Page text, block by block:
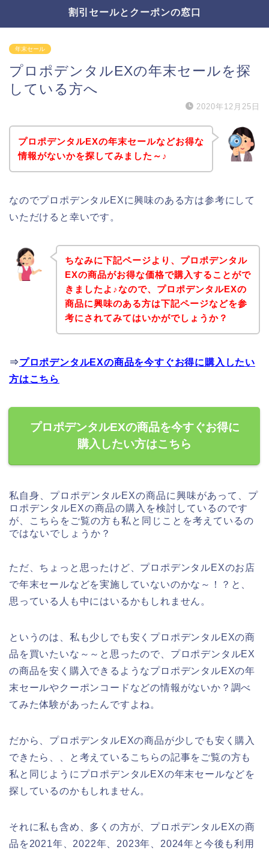
割引セールとクーポンの窓口
年末セール
プロポデンタルEXの年末セールを探
している方へ
2020年12月25日
プロポデンタルEXの年末セールなどお得な
情報がないかを探してみました～♪
なのでプロポデンタルEXに興味のある方は参考にして
いただけると幸いです。
ちなみに下記ページより、プロポデンタル
EXの商品がお得な価格で購入することがで
きましたよ♪なので、プロポデンタルEXの
商品に興味のある方は下記ページなどを参
考にされてみてはいかがでしょうか？
⇒プロポデンタルEXの商品を今すぐお得に購入したい
方はこちら
プロポデンタルEXの商品を今すぐお得に
購入したい方はこちら
私自身、プロポデンタルEXの商品に興味があって、プ
ロポデンタルEXの商品の購入を検討しているのです
が、こちらをご覧の方も私と同じことを考えているの
ではないでしょうか？
ただ、ちょっと思ったけど、プロポデンタルEXのお店
で年末セールなどを実施していないのかな～！？と、
思っている人も中にはいるかもしれません。
というのは、私も少しでも安くプロポデンタルEXの商
品を買いたいな～～と思ったので、プロポデンタルEX
の商品を安く購入できるようなプロポデンタルEXの年
末セールやクーポンコードなどの情報がないか？調べ
てみた体験があったんですよね。
だから、プロポデンタルEXの商品が少しでも安く購入
できたら、、と考えているこちらの記事をご覧の方も
私と同じようにプロポデンタルEXの年末セールなどを
探しているのかもしれません。
それに私も含め、多くの方が、プロポデンタルEXの商
品を2021年、2022年、2023年、2024年と今後も利用